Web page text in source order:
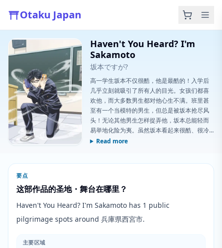
Otaku Japan
Haven't You Heard? I'm
Sakamoto
坂本ですが?
高一学生坂本不仅很酷，他是最酷的！入学后
几乎立刻就吸引了所有人的目光。女孩们都喜
欢他，而大多数男生都对他心生不满。班里甚
至有一个当模特的男生，但总是被坂本抢尽风
头！无论其他男生怎样捉弄他，坂本总能轻而
易举地化险为夷。虽然坂本看起来很酷、很冷
淡，但当别人求助时，他会伸出援手，比如
Read more
要点
这部作品的圣地・舞台在哪里？
Haven't You Heard? I'm Sakamoto has 1 public
pilgrimage spots around 兵庫県西宮市.
主要区域